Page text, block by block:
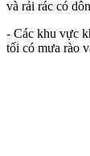
và rải rác có
- Các khu vực
tối có mưa rào